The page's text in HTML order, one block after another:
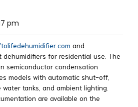
pm
and
for residential use. The
semiconductor condensation
models with automatic shut-off,
water tanks, and ambient lighting.
are available on the